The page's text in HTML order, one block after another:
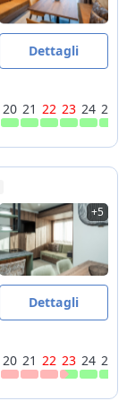
Dettagli
20 21 22 23 24 25
+5
Dettagli
20 21 22 23 24 25